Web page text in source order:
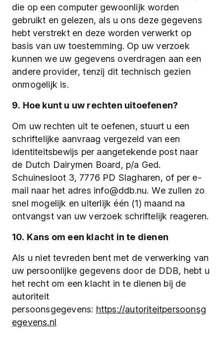
die op een computer gewoonlijk worden
gebruikt en gelezen, als u ons deze gegevens
hebt verstrekt en deze worden verwerkt op
basis van uw toestemming. Op uw verzoek
kunnen we uw gegevens overdragen aan een
andere provider, tenzij dit technisch gezien
onmogelijk is.
9. Hoe kunt u uw rechten uitoefenen?
Om uw rechten uit te oefenen, stuurt u een
schriftelijke aanvraag vergezeld van een
identiteitsbewijs per aangetekende post naar
de Dutch Dairymen Board, p/a Ged.
Schuinesloot 3, 7776 PD Slagharen, of per e-
mail naar het adres info@ddb.nu. We zullen zo
snel mogelijk en uiterlijk één (1) maand na
ontvangst van uw verzoek schriftelijk reageren.
10. Kans om een klacht in te dienen
Als u niet tevreden bent met de verwerking van
uw persoonlijke gegevens door de DDB, hebt u
het recht om een klacht in te dienen bij de
autoriteit
persoonsgegevens: https://autoriteitpersoonsg
egevens.nl